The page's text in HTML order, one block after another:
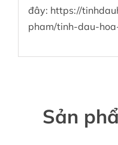
đây: https://
pham/tinh-dau-
Sản